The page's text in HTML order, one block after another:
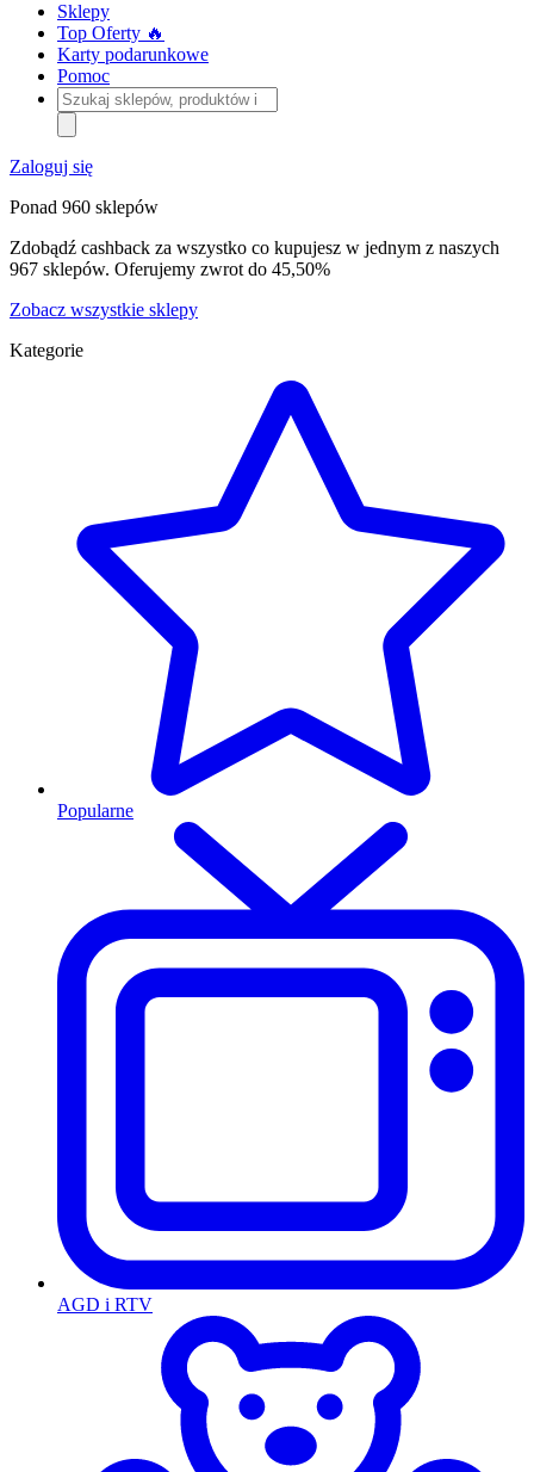
Sklepy
Top Oferty 🔥
Karty podarunkowe
Pomoc
Szukaj
sklepów,
produktów
i
kategorii
Zaloguj się
Ponad 960 sklepów
Zdobądź cashback za wszystko co kupujesz w jednym z naszych
967 sklepów. Oferujemy zwrot do 45,50%
Zobacz wszystkie sklepy
Kategorie
Popularne
AGD i RTV